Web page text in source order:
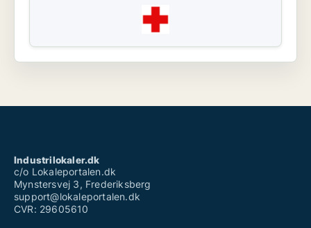
Industrilokaler.dk
c/o Lokaleportalen.dk
Mynstersvej 3, Frederiksberg
support@lokaleportalen.dk
CVR: 29605610